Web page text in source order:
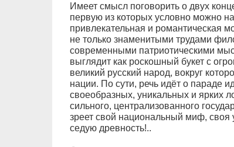
Имеет смысл поговорить о двух
первую из которых условно можно
привлекательная и романтическая
не только знаменитыми трудами
современными патриотическими
выглядит как роскошный букет с
великий русский народ, вокруг
нации. По сути, речь идёт о параде
своеобразных, уникальных и ярких
сильного, централизованного
зреет свой национальный миф, своя
седую древность!..